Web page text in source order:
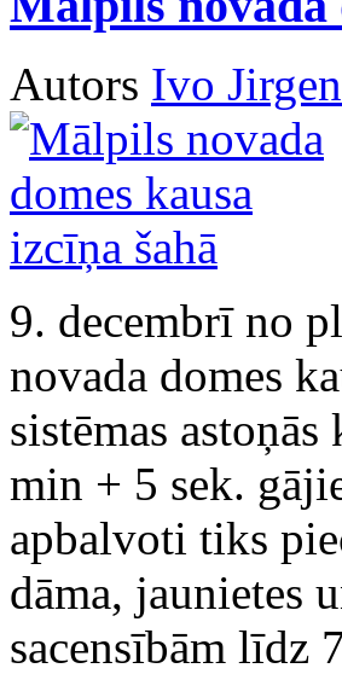
Autors Ivo
9. decembrī no
novada domes
sistēmas
min + 5 sek.
apbalvoti tiks
dāma, jaunietes
sacensībām līdz